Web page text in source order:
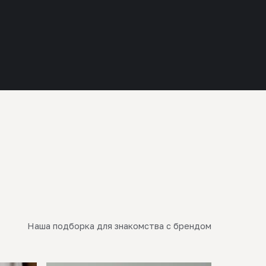
Наша подборка для знакомства с брендом